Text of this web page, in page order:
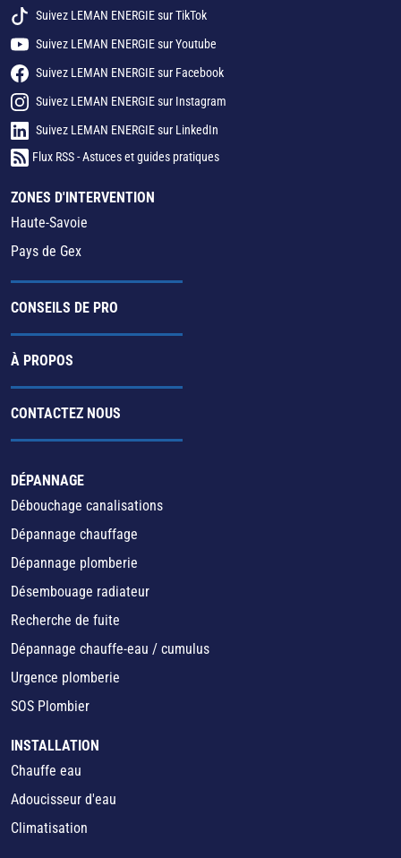
Suivez LEMAN ENERGIE sur TikTok
Suivez LEMAN ENERGIE sur Youtube
Suivez LEMAN ENERGIE sur Facebook
Suivez LEMAN ENERGIE sur Instagram
Suivez LEMAN ENERGIE sur LinkedIn
Flux RSS - Astuces et guides pratiques
ZONES D'INTERVENTION
Haute-Savoie
Pays de Gex
CONSEILS DE PRO
À PROPOS
CONTACTEZ NOUS
DÉPANNAGE
Débouchage canalisations
Dépannage chauffage
Dépannage plomberie
Désembouage radiateur
Recherche de fuite
Dépannage chauffe-eau / cumulus
Urgence plomberie
SOS Plombier
INSTALLATION
Chauffe eau
Adoucisseur d'eau
Climatisation